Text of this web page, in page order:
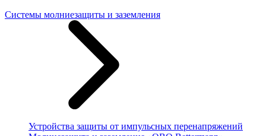
Системы молниезащиты и заземления
Устройства защиты от импульсных перенапряжений